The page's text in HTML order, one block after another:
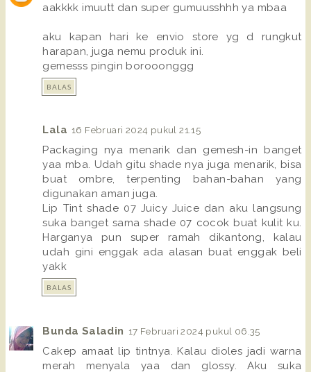
aakkkk imuutt dan super gumuusshhh ya mbaa
aku kapan hari ke envio store yg d rungkut
harapan, juga nemu produk ini.
gemesss pingin borooonggg
BALAS
Lala 16 Februari 2024 pukul 21.15
Packaging nya menarik dan gemesh-in banget
yaa mba. Udah gitu shade nya juga menarik, bisa
buat ombre, terpenting bahan-bahan yang
digunakan aman juga.
Lip Tint shade 07 Juicy Juice dan aku langsung
suka banget sama shade 07 cocok buat kulit ku.
Harganya pun super ramah dikantong, kalau
udah gini enggak ada alasan buat enggak beli
yakk
BALAS
Bunda Saladin 17 Februari 2024 pukul 06.35
Cakep amaat lip tintnya. Kalau dioles jadi warna
merah menyala yaa dan glossy. Aku suka